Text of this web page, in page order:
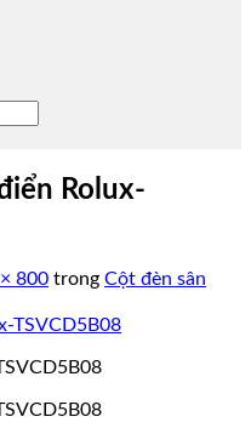
Rolux-
800 trong Cột đèn sân